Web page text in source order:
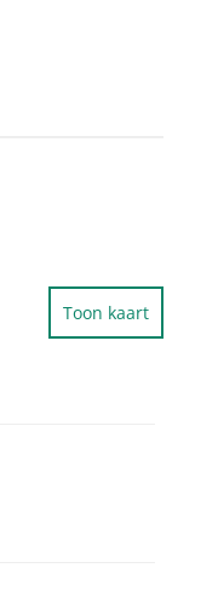
Toon kaart